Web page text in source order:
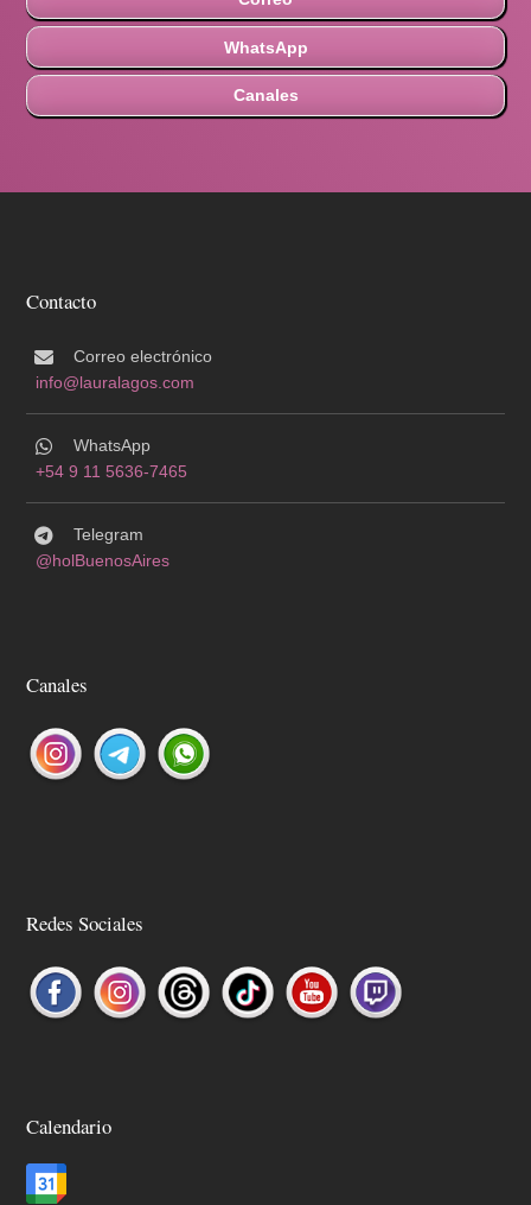
WhatsApp
Canales
Contacto
Correo electrónico
info@lauralagos.com
WhatsApp
+54 9 11 5636-7465
Telegram
@holBuenosAires
Canales
Redes Sociales
Calendario